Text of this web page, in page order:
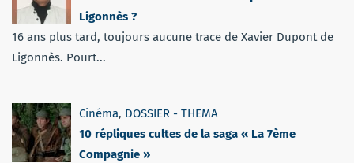
Ligonnès ?
16 ans plus tard, toujours aucune trace de Xavier Dupont de
Ligonnès. Pourt...
Cinéma, DOSSIER - THEMA
10 répliques cultes de la saga « La 7ème
Compagnie »